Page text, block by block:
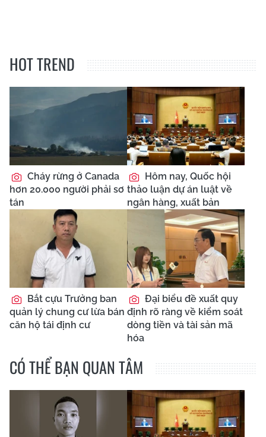
HOT TREND
Cháy rừng ở Canada
hơn 20.000 người phải sơ
tán
Hôm nay, Quốc hội
thảo luận dự án luật về
ngân hàng, xuất bản
Bắt cựu Trưởng ban
quản lý chung cư lừa bán
căn hộ tái định cư
Đại biểu đề xuất quy
định rõ ràng về kiểm soát
dòng tiền và tài sản mã
hóa
CÓ THỂ BẠN QUAN TÂM